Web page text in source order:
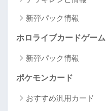
新弾パック情報
ホロライブカードゲーム
新弾パック情報
ポケモンカード
おすすめ汎用カード